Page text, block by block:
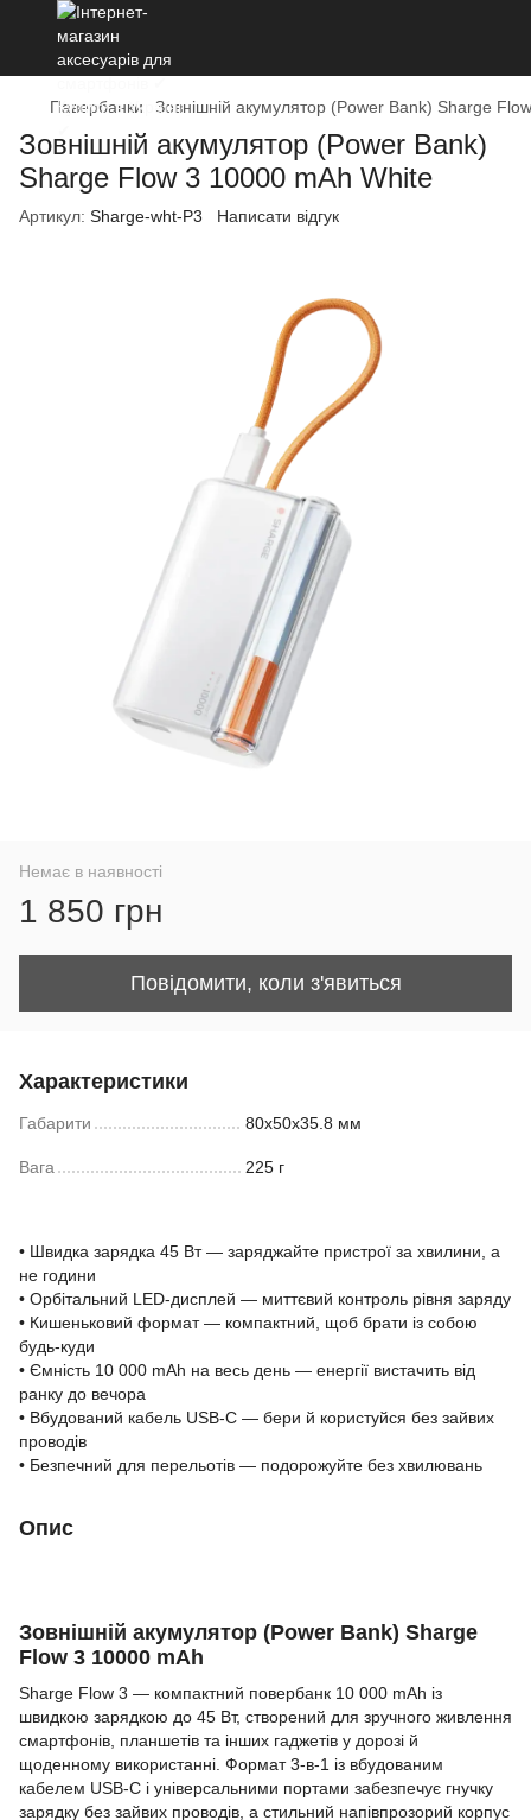
Павербанки Зовнішній акумулятор (Power Bank) Sharge
Зовнішній акумулятор (Power Bank)
Sharge Flow 3 10000 mAh White
Артикул: Sharge-wht-P3 Написати відгук
Немає в наявності
1 850 грн
Повідомити, коли з'явиться
Характеристики
Габарити 80х50х35.8 мм
Вага 225 г
• Швидка зарядка 45 Вт — заряджайте пристрої за хвилини, а
не години
• Орбітальний LED-дисплей — миттєвий контроль рівня заряду
• Кишеньковий формат — компактний, щоб брати із собою
будь-куди
• Ємність 10 000 mAh на весь день — енергії вистачить від
ранку до вечора
• Вбудований кабель USB-C — бери й користуйся без зайвих
проводів
• Безпечний для перельотів — подорожуйте без хвилювань
Опис
Зовнішній акумулятор (Power Bank) Sharge
Flow 3 10000 mAh
Sharge Flow 3 — компактний повербанк 10 000 mAh із
швидкою зарядкою до 45 Вт, створений для зручного живлення
смартфонів, планшетів та інших гаджетів у дорозі й
щоденному використанні. Формат 3-в-1 із вбудованим
кабелем USB-C і універсальними портами забезпечує гнучку
зарядку без зайвих проводів, а стильний напівпрозорий корпус